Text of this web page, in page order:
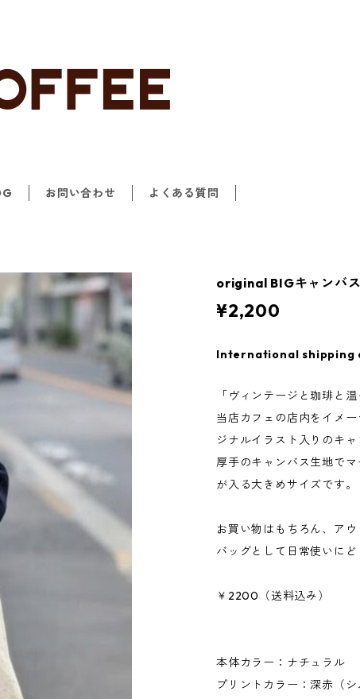
お問い合わせ よくある質問
original BIGキャンバ
¥2,200
International shipping
「ヴィンテージと珈琲と
当店カフェの店内をイメ
ジナルイラスト入りのキ
厚手のキャンバス生地で
が入る大きめサイズです。
お買い物はもちろん、ア
バッグとして日常使いにど
￥2200（送料込み）
本体カラー：ナチュラル
プリントカラー：深赤（シ